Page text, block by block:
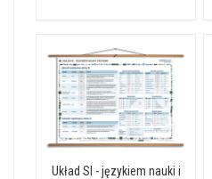
Układ SI - językiem nauki i